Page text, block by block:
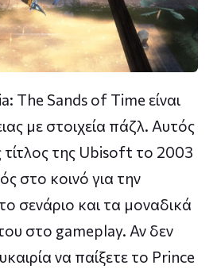
The Sands of Time είναι
με στοιχεία πάζλ. Αυτός
της Ubisoft το 2003
στο κοινό για την
σενάριο και τα μοναδικά
στο gameplay. Αν δεν
να παίξετε το Prince